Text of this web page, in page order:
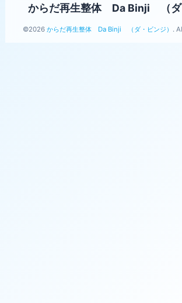
からだ再生整体 Da Binji （ダ
©2026 からだ再生整体 Da Binji （ダ・ビンジ） .